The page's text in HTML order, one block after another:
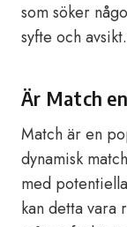
som söker
syfte och avsikt.
Är Match
Match är en
dynamisk
med
kan detta vara